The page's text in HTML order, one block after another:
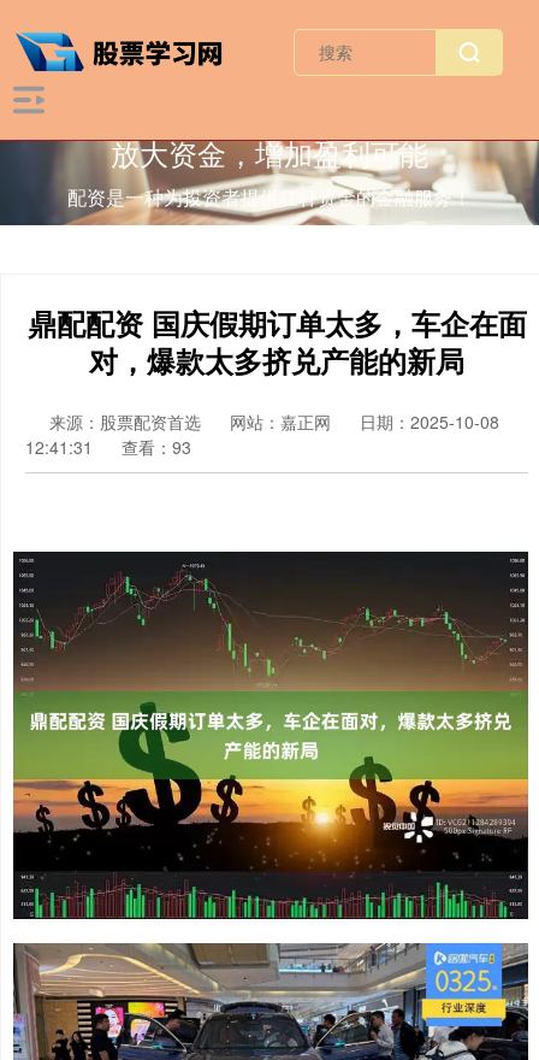
放大资金，增加盈利可能
配资是一种为投资者提供杠杆资金的金融服务！
鼎配配资 国庆假期订单太多，车企在面
对，爆款太多挤兑产能的新局
来源：股票配资首选 网站：嘉正网
日期：2025-10-08
12:41:31
查看：93